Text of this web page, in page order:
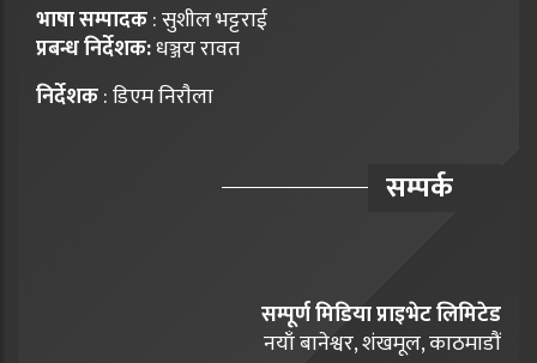
भाषा सम्पादक: सुशील भट्टराई
प्रबन्ध निर्देशक:धञ्जय रावत
निर्देशक: डिएम निराैला
सम्पर्क
सम्पूर्ण मिडिया प्राइभेट लिमिटेड
नयाँ बानेश्वर, शंखमूल, काठमाडौं